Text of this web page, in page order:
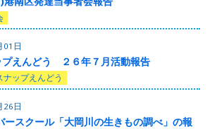
01日
プえんどう ２６年７月活動報告
ップえんどう
26日
ースクール「大岡川の生きもの調べ」の報